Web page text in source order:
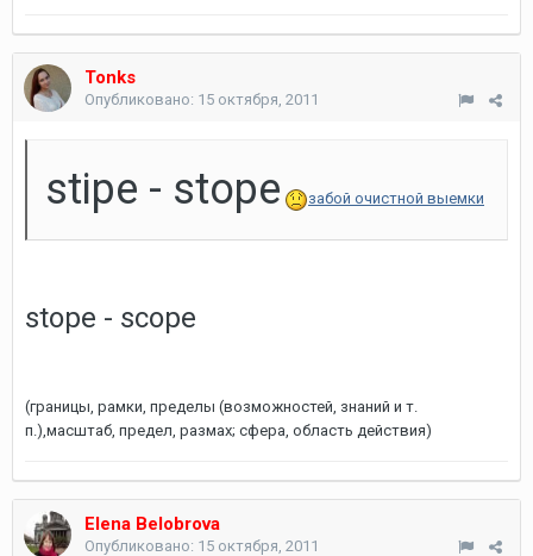
Tonks
Опубликовано: 15 октября, 2011
stipe - stope забой очистной выемки
stope - scope
(границы, рамки, пределы (возможностей, знаний и т.
п.),масштаб, предел, размах; сфера, область действия)
Elena Belobrova
Опубликовано: 15 октября, 2011